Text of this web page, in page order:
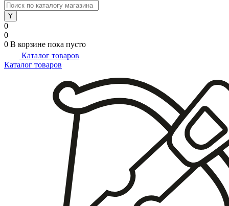
0
0
0 В корзине пока пусто
Каталог товаров
Каталог товаров